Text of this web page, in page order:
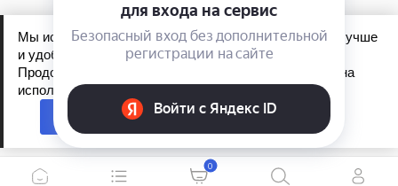
TIGi
Обработка персональных данных
Политика конфиденциальности
0
Мы используем файлы cookie, чтобы сайт работал лучше
и удобнее для вас.
Продолжая пользоваться сайтом, вы соглашаетесь на
использование файлов cookie.
Принять